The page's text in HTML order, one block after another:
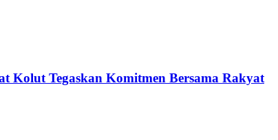
Tegaskan Komitmen Bersama Rakyat